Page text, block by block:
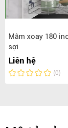
Mâm xoay 180
sợi
Liên hệ
(0)